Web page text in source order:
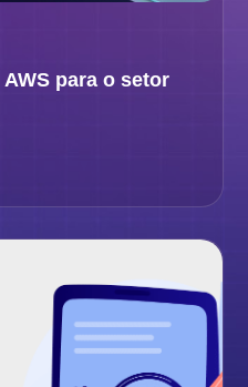
para o setor